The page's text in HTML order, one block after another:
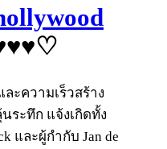
ะความเร็วสร้าง
ระทึก แจ้งเกิดทั้ง
และผู้กำกับ Jan de